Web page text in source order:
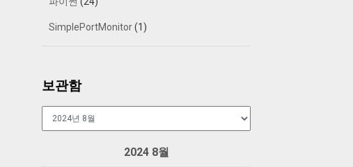
SimplePortMonitor(1)
보관함
2024 8월